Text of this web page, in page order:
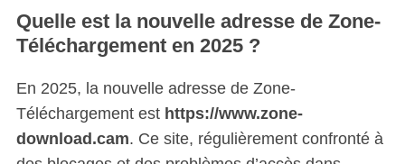
Quelle est la nouvelle adresse de Zone-
Téléchargement en 2025 ?
En 2025, la nouvelle adresse de Zone-
Téléchargement est https://www.zone-
download.cam. Ce site, régulièrement confronté à